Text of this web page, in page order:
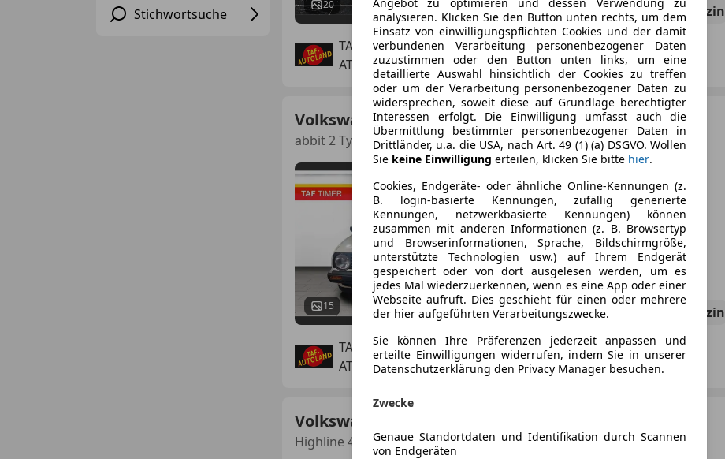
Stichwortsuche
20 02/1985 90 120 km Benzin
TAFRENT GmbH
AT-9500 Villach
Volkswagen Golf R
abbit 2 Type 19K ERSTBESITZ
15
€ 12 990
07/1988 31 681 km Benzin
TAFRENT GmbH
AT-9500 Villach
Volkswagen Golf
Highline 4Motion
analysieren. Klicken Sie den Button unten rechts, um dem
Einsatz von einwilligungspflichten Cookies und der damit
verbundenen Verarbeitung personenbezogener Daten
zuzustimmen oder den Button unten links, um eine
detaillierte Auswahl hinsichtlich der Cookies zu treffen
oder um der Verarbeitung personenbezogener Daten zu
widersprechen, soweit diese auf Grundlage berechtigter
Interessen erfolgt. Die Einwilligung umfasst auch die
Übermittlung bestimmter personenbezogener Daten in
Drittländer, u.a. die USA, nach Art. 49 (1) (a) DSGVO. Wollen
Sie keine Einwilligung erteilen, klicken Sie bitte hier.
Cookies, Endgeräte- oder ähnliche Online-Kennungen (z.
B. login-basierte Kennungen, zufällig generierte
Kennungen, netzwerkbasierte Kennungen) können
zusammen mit anderen Informationen (z. B. Browsertyp
und Browserinformationen, Sprache, Bildschirmgröße,
unterstützte Technologien usw.) auf Ihrem Endgerät
gespeichert oder von dort ausgelesen werden, um es
jedes Mal wiederzuerkennen, wenn es eine App oder einer
Webseite aufruft. Dies geschieht für einen oder mehrere
der hier aufgeführten Verarbeitungszwecke.
Sie können Ihre Präferenzen jederzeit anpassen und
erteilte Einwilligungen widerrufen, indem Sie in unserer
Datenschutzerklärung den Privacy Manager besuchen.
Zwecke
Genaue Standortdaten und Identifikation durch Scannen
von Endgeräten